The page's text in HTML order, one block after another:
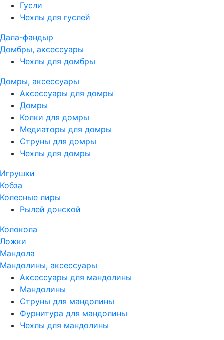
Гусли
Чехлы для гуслей
Дала-фандыр
Домбры, аксессуары
Чехлы для домбры
Домры, аксессуары
Аксессуары для домры
Домры
Колки для домры
Медиаторы для домры
Струны для домры
Чехлы для домры
Игрушки
Кобза
Колесные лиры
Рылей донской
Колокола
Ложки
Мандола
Мандолины, аксессуары
Аксессуары для мандолины
Мандолины
Струны для мандолины
Фурнитура для мандолины
Чехлы для мандолины